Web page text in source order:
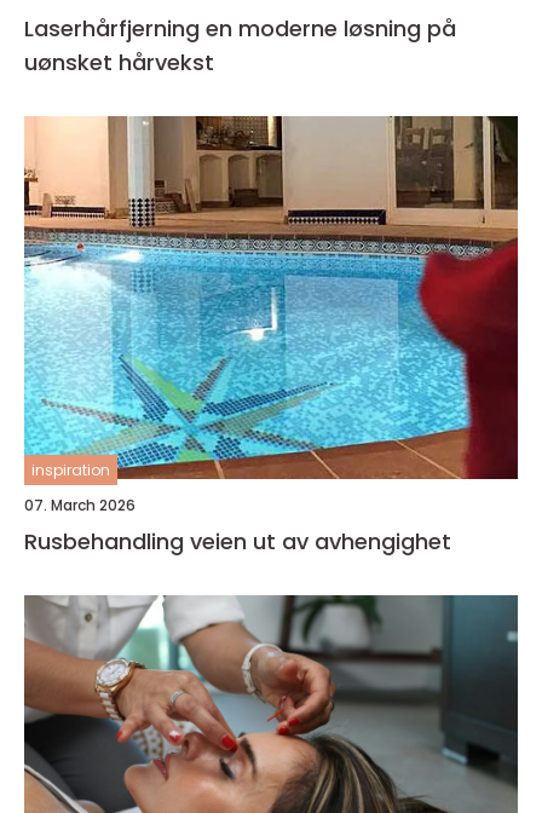
Laserhårfjerning en moderne løsning på
uønsket hårvekst
inspiration
07. March 2026
Rusbehandling veien ut av avhengighet